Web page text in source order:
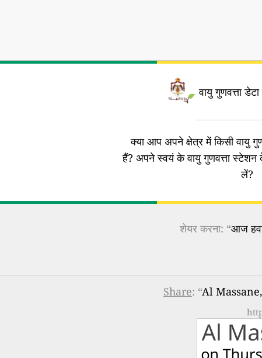
वायु गुणवत्ता डेटा
क्या आप अपने क्षेत्र में किसी वायु
हैं? अपने स्वयं के वायु गुणवत्ता स्टेशन
लें?
शेयर करना: “आज
Share: “Al Massane,